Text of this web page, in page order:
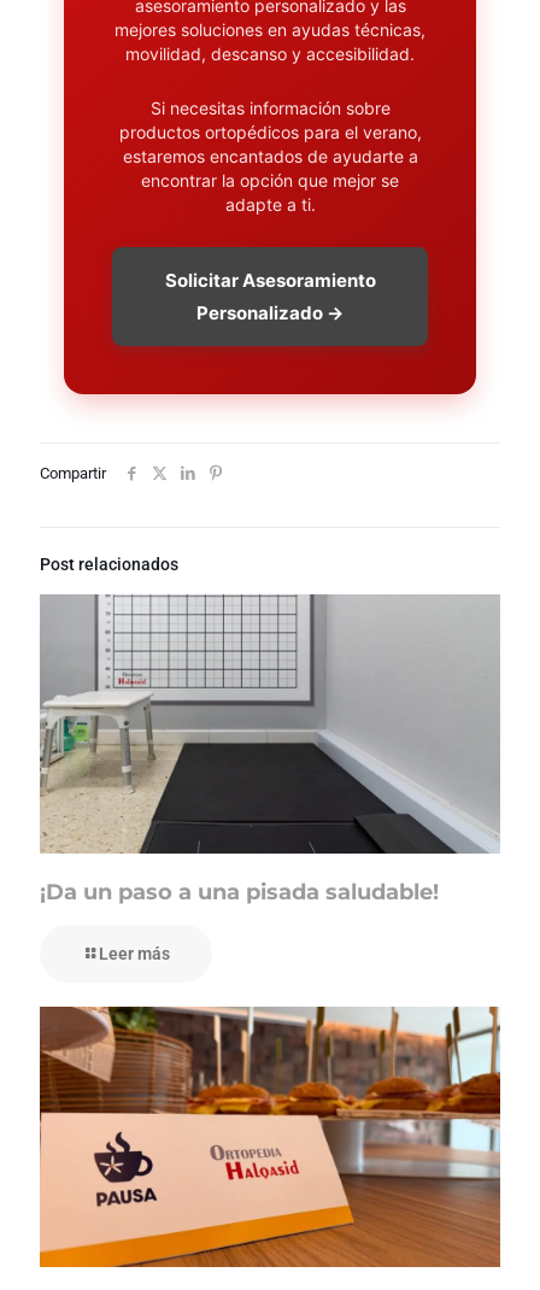
asesoramiento personalizado y las
mejores soluciones en ayudas técnicas,
movilidad, descanso y accesibilidad.
Si necesitas información sobre
productos ortopédicos para el verano,
estaremos encantados de ayudarte a
encontrar la opción que mejor se
adapte a ti.
Solicitar Asesoramiento
Personalizado →
Compartir
Post relacionados
¡Da un paso a una pisada saludable!
Leer más